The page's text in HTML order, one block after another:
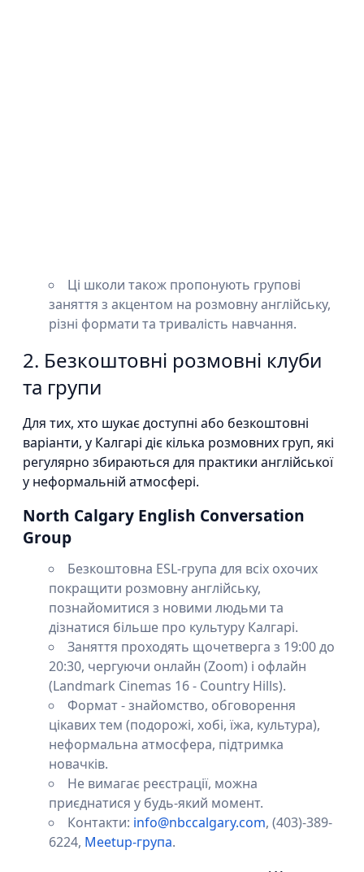
Ці школи також пропонують групові
заняття з акцентом на розмовну англійську,
різні формати та тривалість навчання.
2. Безкоштовні розмовні клуби
та групи
Для тих, хто шукає доступні або безкоштовні
варіанти, у Калгарі діє кілька розмовних груп, які
регулярно збираються для практики англійської
у неформальній атмосфері.
North Calgary English Conversation
Group
Безкоштовна ESL-група для всіх охочих
покращити розмовну англійську,
познайомитися з новими людьми та
дізнатися більше про культуру Калгарі.
Заняття проходять щочетверга з 19:00 до
20:30, чергуючи онлайн (Zoom) і офлайн
(Landmark Cinemas 16 - Country Hills).
Формат - знайомство, обговорення
цікавих тем (подорожі, хобі, їжа, культура),
неформальна атмосфера, підтримка
новачків.
Не вимагає реєстрації, можна
приєднатися у будь-який момент.
Контакти: info@nbccalgary.com, (403)-389-
6224, Meetup-група.